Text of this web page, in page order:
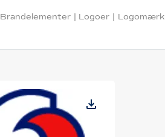
Brandelementer | Logoer |